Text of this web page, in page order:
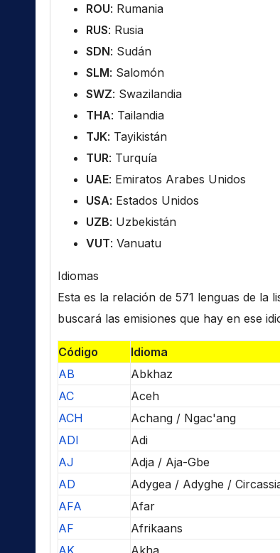
ROU: Rumania
RUS: Rusia
SDN: Sudán
SLM: Salomón
SWZ: Swazilandia
THA: Tailandia
TJK: Tayikistán
TUR: Turquía
UAE: Emiratos Arabes Unidos
USA: Estados Unidos
UZB: Uzbekistán
VUT: Vanuatu
Idiomas
Esta es la relación de 571 lenguas de la
buscará las emisiones que hay en ese
Código
Idioma
AB
Abkhaz
AC
Aceh
ACH
Achang / Ngac'ang
ADI
Adi
AJ
Adja / Aja-Gbe
AD
Adygea / Adyghe /
AFA
Afar
AF
Afrikaans